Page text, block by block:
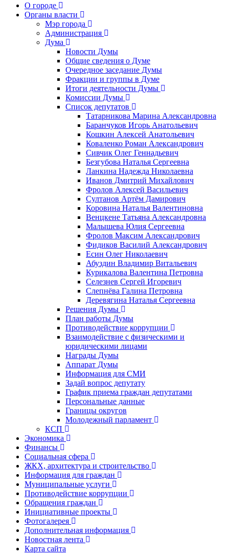
О городе
Органы власти
Мэр города
Администрация
Дума
Новости Думы
Общие сведения о Думе
Очередное заседание Думы
Фракции и группы в Думе
Итоги деятельности Думы
Комиссии Думы
Список депутатов
Татарникова Марина Александровна
Баранчуков Игорь Анатольевич
Кошкин Алексей Анатольевич
Коваленко Роман Александрович
Сивчик Олег Геннадьевич
Безгубова Наталья Сергеевна
Ланкина Надежда Николаевна
Иванов Дмитрий Михайлович
Фролов Алексей Васильевич
Султанов Артём Дамирович
Коровина Наталья Валентиновна
Венцкене Татьяна Александровна
Малышева Юлия Сергеевна
Фролов Максим Александрович
Фидиков Василий Александрович
Есин Олег Николаевич
Абуздин Владимир Витальевич
Курикалова Валентина Петровна
Селезнев Сергей Игоревич
Слепнёва Галина Петровна
Деревягина Наталья Сергеевна
Решения Думы
План работы Думы
Противодействие коррупции
Взаимодействие с физическими и
юридическими лицами
Награды Думы
Аппарат Думы
Информация для СМИ
Задай вопрос депутату
График приема граждан депутатами
Персональные данные
Границы округов
Молодежный парламент
КСП
Экономика
Финансы
Социальная сфера
ЖКХ, архитектура и строительство
Информация для граждан
Муниципальные услуги
Противодействие коррупции
Обращения граждан
Инициативные проекты
Фотогалерея
Дополнительная информация
Новостная лента
Карта сайта